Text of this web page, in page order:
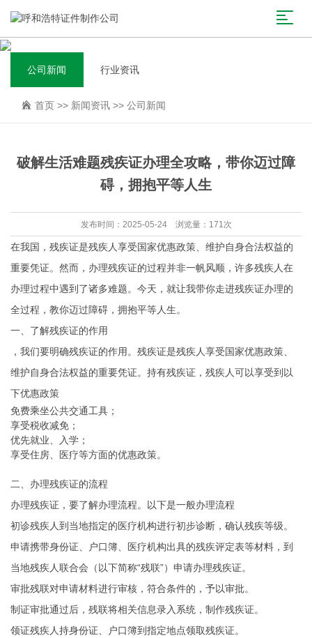
公司新闻 行业资讯
首页 >> 新闻资讯 >> 公司新闻
破解生活难题残疾证办理全攻略，带你迈过障
碍，拥抱平等人生
发布时间：2025-05-24 浏览量：171次
在我国，残疾证是残疾人享受国家优惠政策、维护自身合法权益的
重要凭证。然而，办理残疾证的过程并非一帆风顺，许多残疾人在
办理过程中遇到了诸多难题。今天，就让我带你走进残疾证办理的
全过程，教你迈过障碍，拥抱平等人生。
一、了解残疾证的作用
，我们要明确残疾证的作用。残疾证是残疾人享受国家优惠政策、
维护自身合法权益的重要凭证。持有残疾证，残疾人可以享受到以
下优惠政策
免费乘坐公共交通工具；
享受税收减免；
优先就业、入学；
享受住房、医疗等方面的优惠政策。
二、办理残疾证的流程
办理残疾证，要了解办理流程。以下是一般办理流程
初诊残疾人到当地指定的医疗机构进行初步诊断，确认残疾等级。
申请携带身份证、户口簿、医疗机构出具的残疾评定表等材料，到
当地残疾人联合会（以下简称“残联”）申请办理残疾证。
审批残联对申请材料进行审核，符合条件的，予以审批。
制证审批通过后，残联将相关信息录入系统，制作残疾证。
领证残疾人持身份证、户口簿到指定地点领取残疾证。